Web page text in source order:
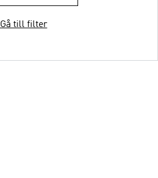
Gå till filter